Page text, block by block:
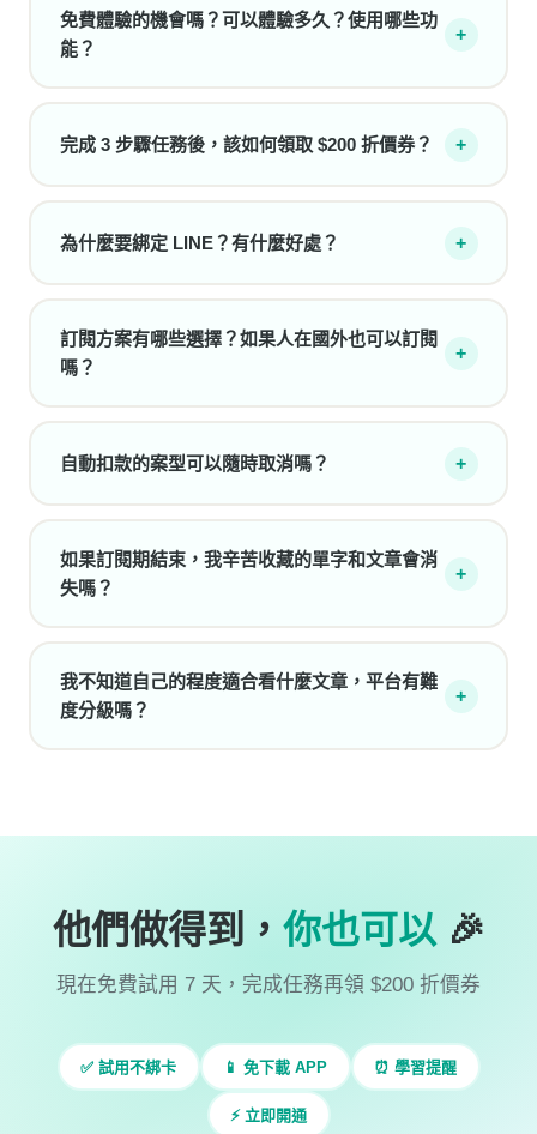
免費體驗的機會嗎？可以體驗多久？使用哪些功
能？
+
完成 3 步驟任務後，該如何領取 $200 折價券？ +
為什麼要綁定 LINE？有什麼好處？ +
訂閱方案有哪些選擇？如果人在國外也可以訂閱
嗎？
+
自動扣款的案型可以隨時取消嗎？ +
如果訂閱期結束，我辛苦收藏的單字和文章會消
失嗎？
+
我不知道自己的程度適合看什麼文章，平台有難
度分級嗎？
+
他們做得到， 你也可以🎉
現在免費試用 7 天，完成任務再領 $200 折價券
✅ 試用不綁卡 📱 免下載 APP ⏰ 學習提醒
⚡ 立即開通